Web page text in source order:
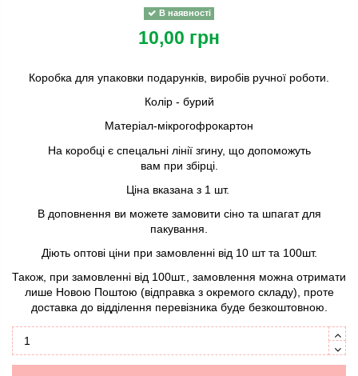
В наявності
10,00 грн
Коробка для упаковки подарунків, виробів ручної роботи.
Колір - бурий
Матеріал-мікрогофрокартон
На коробці є спецальні лінії згину, що допоможуть
вам при збірці.
Ціна вказана з 1 шт.
В доповнення ви можете замовити сінота шпагатдля
пакування.
Діють оптові ціни при замовленні від 10 шт та 100шт.
Також, при замовленні від 100шт., замовлення можна отримати
лише Новою Поштою (відправка з окремого складу), проте
доставка до відділення перевізника буде безкоштовною.